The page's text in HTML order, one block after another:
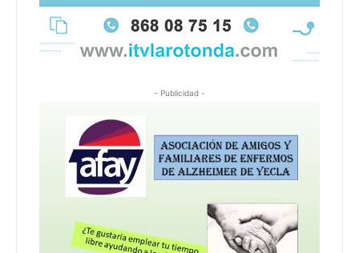
- Publicidad -